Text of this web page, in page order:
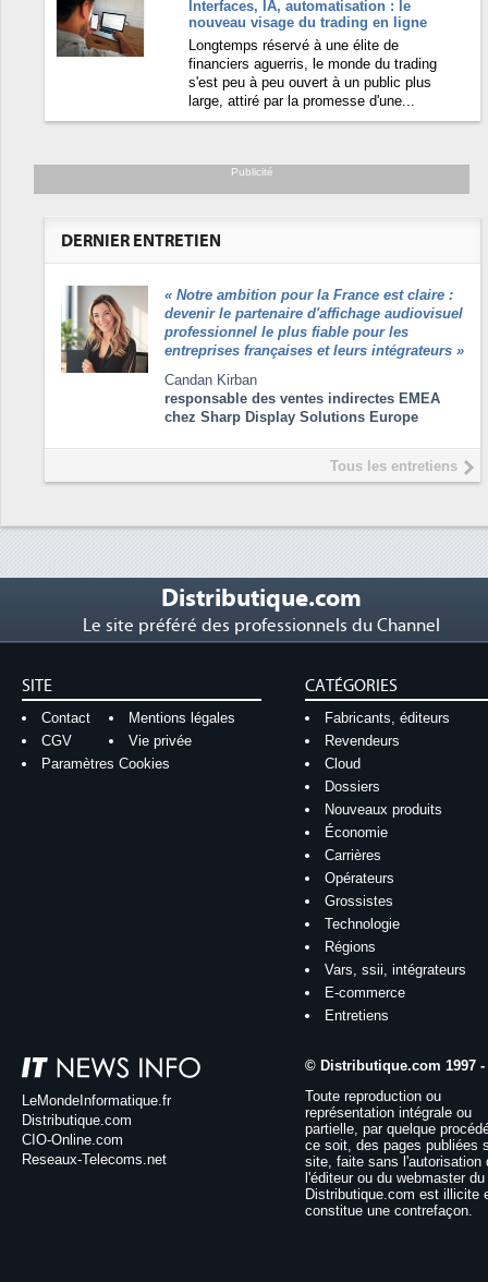
Interfaces, IA, automatisation : le
nouveau visage du trading en ligne
Longtemps réservé à une élite de
financiers aguerris, le monde du trading
s'est peu à peu ouvert à un public plus
large, attiré par la promesse d'une...
Publicité
DERNIER ENTRETIEN
« Notre ambition pour la France est claire :
devenir le partenaire d'affichage audiovisuel
professionnel le plus fiable pour les
entreprises françaises et leurs intégrateurs »
Candan Kirban
responsable des ventes indirectes EMEA
chez Sharp Display Solutions Europe
Tous les entretiens
Distributique.com
Le site préféré des professionnels du Channel
SITE
Contact
Mentions légales
CGV
Vie privée
Paramètres Cookies
CATÉGORIES
Fabricants, éditeurs
Revendeurs
Cloud
Dossiers
Nouveaux produits
Économie
Carrières
Opérateurs
Grossistes
Technologie
Régions
Vars, ssii, intégrateurs
E-commerce
Entretiens
LeMondeInformatique.fr
Distributique.com
CIO-Online.com
Reseaux-Telecoms.net
© Distributique.com 1997 -
Toute reproduction ou
représentation intégrale ou
partielle, par quelque
ce soit, des pages publiées
site, faite sans l'autorisation
l'éditeur ou du webmaster
Distributique.com est illicite
constitue une contrefaçon.